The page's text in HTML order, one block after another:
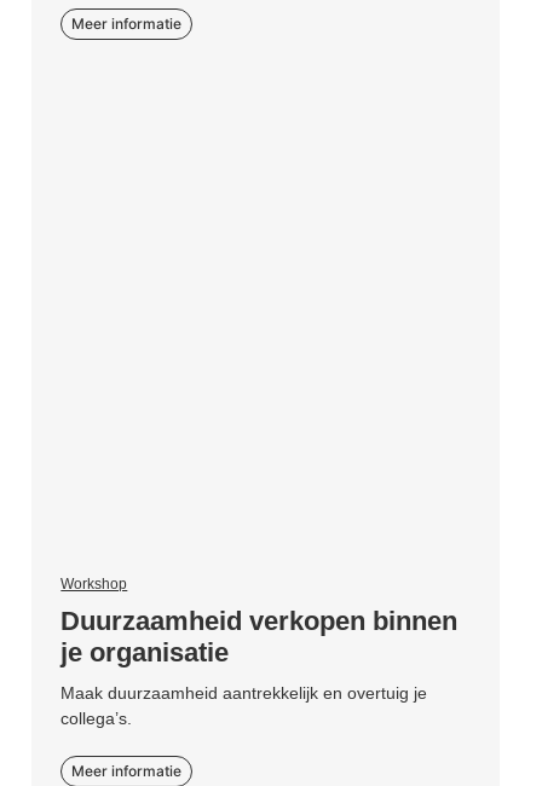
Meer informatie
Workshop
Duurzaamheid verkopen binnen
je organisatie
Maak duurzaamheid aantrekkelijk en overtuig je
collega’s.
Meer informatie